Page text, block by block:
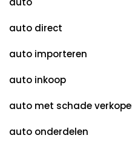
auto direct
auto importeren
auto inkoop
auto met schade
auto onderdelen